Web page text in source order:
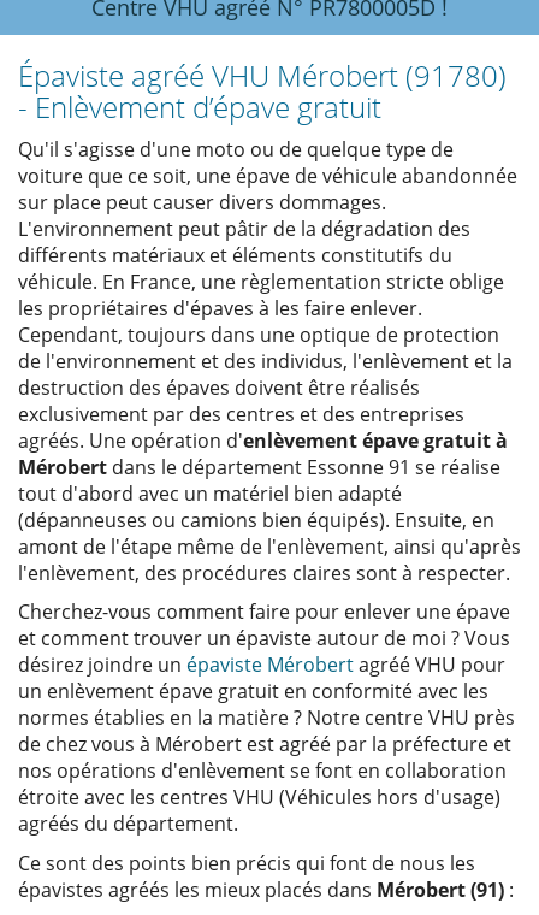
Centre VHU agréé N° PR7800005D !
Épaviste agréé VHU Mérobert (91780)
- Enlèvement d’épave gratuit
Qu'il s'agisse d'une moto ou de quelque type de
voiture que ce soit, une épave de véhicule abandonnée
sur place peut causer divers dommages.
L'environnement peut pâtir de la dégradation des
différents matériaux et éléments constitutifs du
véhicule. En France, une règlementation stricte oblige
les propriétaires d'épaves à les faire enlever.
Cependant, toujours dans une optique de protection
de l'environnement et des individus, l'enlèvement et la
destruction des épaves doivent être réalisés
exclusivement par des centres et des entreprises
agréés. Une opération d'enlèvement épave gratuit à
Mérobert dans le département Essonne 91 se réalise
tout d'abord avec un matériel bien adapté
(dépanneuses ou camions bien équipés). Ensuite, en
amont de l'étape même de l'enlèvement, ainsi qu'après
l'enlèvement, des procédures claires sont à respecter.
Cherchez-vous comment faire pour enlever une épave
et comment trouver un épaviste autour de moi ? Vous
désirez joindre un épaviste Mérobertagréé VHU pour
un enlèvement épave gratuit en conformité avec les
normes établies en la matière ? Notre centre VHU près
de chez vous à Mérobert est agréé par la préfecture et
nos opérations d'enlèvement se font en collaboration
étroite avec les centres VHU (Véhicules hors d'usage)
agréés du département.
Ce sont des points bien précis qui font de nous les
épavistes agréés les mieux placés dans Mérobert (91) :